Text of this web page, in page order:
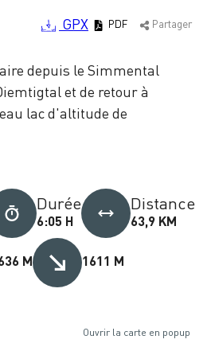
GPX PDF Partager
depuis le Simmental
et de retour à
lac d'altitude de
Durée
6:05 H
Distance
63,9 KM
M 1611 M
Ouvrir la carte en popup